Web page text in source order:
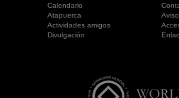
Calendario
Atapuerca
Actividades amigos
Divulgación